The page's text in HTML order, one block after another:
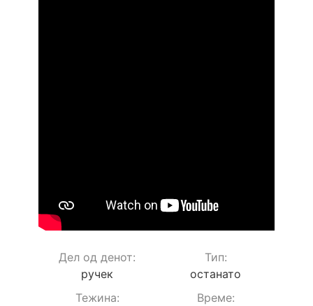
Дел од денот:
ручек
Тип:
останато
Teжина:
Време: